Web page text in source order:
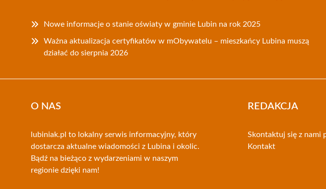
Nowe informacje o stanie oświaty w gminie Lubin na rok 2025
Ważna aktualizacja certyfikatów w mObywatelu – mieszkańcy Lubina muszą
działać do sierpnia 2026
O NAS
lubiniak.pl to lokalny serwis informacyjny, który
dostarcza aktualne wiadomości z Lubina i okolic.
Bądź na bieżąco z wydarzeniami w naszym
regionie dzięki nam!
REDAKCJA
Skontaktuj się z nami
Kontakt